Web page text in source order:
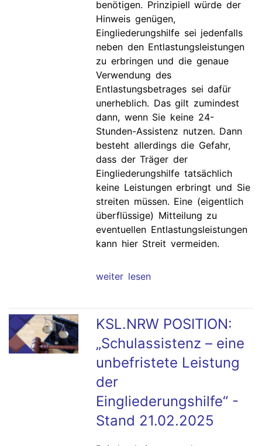
benötigen. Prinzipiell würde der
Hinweis genügen,
Eingliederungshilfe sei jedenfalls
neben den Entlastungsleistungen
zu erbringen und die genaue
Verwendung des
Entlastungsbetrages sei dafür
unerheblich. Das gilt zumindest
dann, wenn Sie keine 24-
Stunden-Assistenz nutzen. Dann
besteht allerdings die Gefahr,
dass der Träger der
Eingliederungshilfe tatsächlich
keine Leistungen erbringt und Sie
streiten müssen. Eine (eigentlich
überflüssige) Mitteilung zu
eventuellen Entlastungsleistungen
kann hier Streit vermeiden.
weiter lesen
KSL.NRW POSITION:
„Schulassistenz – eine
unbefristete Leistung
der
Eingliederungshilfe“ -
Stand 21.02.2025